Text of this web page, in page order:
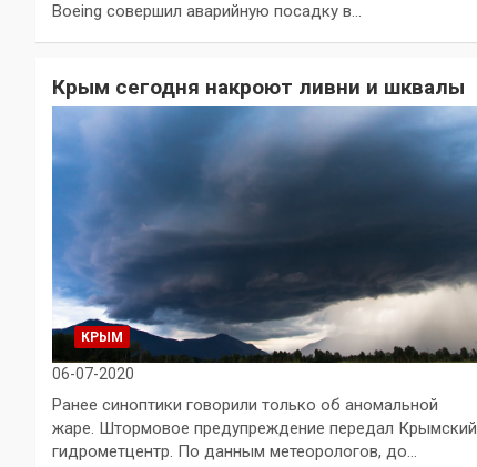
Boeing совершил аварийную посадку в…
Крым сегодня накроют ливни и шквалы
КРЫМ
06-07-2020
Ранее синоптики говорили только об аномальной
жаре. Штормовое предупреждение передал Крымский
гидрометцентр. По данным метеорологов, до…